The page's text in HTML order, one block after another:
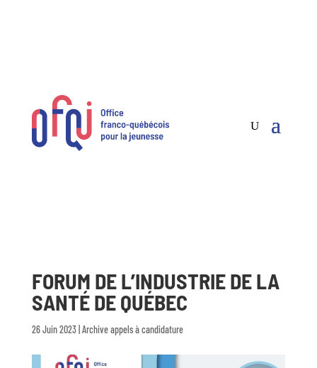
FORUM DE L’INDUSTRIE DE LA
SANTÉ DE QUÉBEC
26 Juin 2023| Archive appels à candidature